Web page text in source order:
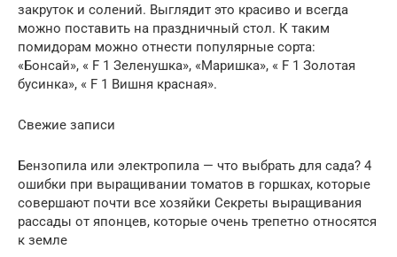
закруток и солений. Выглядит это красиво и всегда
можно поставить на праздничный стол. К таким
помидорам можно отнести популярные сорта:
«Бонсай», « F 1 Зеленушка», «Маришка», « F 1 Золотая
бусинка», « F 1 Вишня красная».
Свежие записи
Бензопила или электропила — что выбрать для сада? 4
ошибки при выращивании томатов в горшках, которые
совершают почти все хозяйки Секреты выращивания
рассады от японцев, которые очень трепетно относятся
к земле